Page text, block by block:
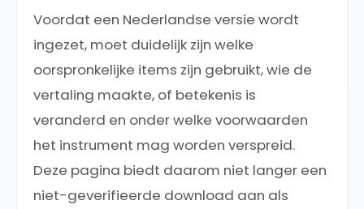
Voordat een Nederlandse versie wordt
ingezet, moet duidelijk zijn welke
oorspronkelijke items zijn gebruikt, wie de
vertaling maakte, of betekenis is
veranderd en onder welke voorwaarden
het instrument mag worden verspreid.
Deze pagina biedt daarom niet langer een
niet-geverifieerde download aan als